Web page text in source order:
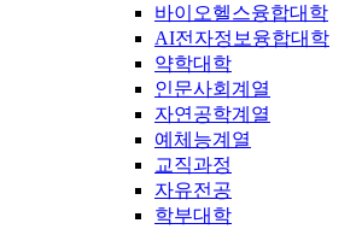
바이오헬스융합대학
AI전자정보융합대학
약학대학
인문사회계열
자연공학계열
예체능계열
교직과정
자유전공
학부대학